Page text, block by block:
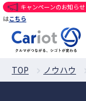
キャンペーンのお知らせ
はこちら
TOP ノウハウ